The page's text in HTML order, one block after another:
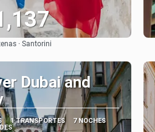
· Santorini
Dubai and
1 TRANSPORTES
7 NOCHES